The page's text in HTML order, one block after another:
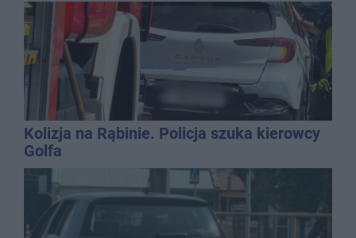
Kolizja na Rąbinie. Policja szuka kierowcy
Golfa